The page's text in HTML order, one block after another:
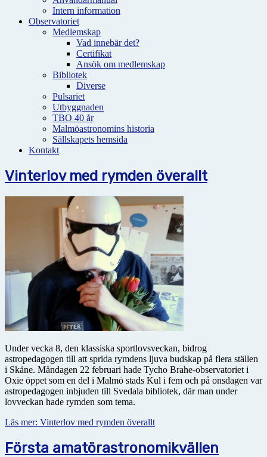
Intern information
Observatoriet
Medlemskap
Vad innebär det?
Certifikat
Ansök om medlemskap
Bibliotek
Diverse
Pulsariet
Utbyggnaden
TBO 40 år
Malmöastronomins historia
Sällskapets hemsida
Kontakt
Vinterlov med rymden överallt
Under vecka 8, den klassiska sportlovsveckan, bidrog
astropedagogen till att sprida rymdens ljuva budskap på flera ställen
i Skåne. Måndagen 22 februari hade Tycho Brahe-observatoriet i
Oxie öppet som en del i Malmö stads Kul i fem och på onsdagen var
astropedagogen inbjuden till Svedala bibliotek, där man under
lovveckan hade rymden som tema.
Läs mer: Vinterlov med rymden överallt
Första amatörastronomikvällen